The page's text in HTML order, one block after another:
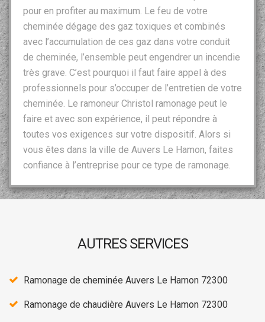
pour en profiter au maximum. Le feu de votre
cheminée dégage des gaz toxiques et combinés
avec l’accumulation de ces gaz dans votre conduit
de cheminée, l’ensemble peut engendrer un incendie
très grave. C’est pourquoi il faut faire appel à des
professionnels pour s’occuper de l’entretien de votre
cheminée. Le ramoneur Christol ramonage peut le
faire et avec son expérience, il peut répondre à
toutes vos exigences sur votre dispositif. Alors si
vous êtes dans la ville de Auvers Le Hamon, faites
confiance à l’entreprise pour ce type de ramonage.
AUTRES SERVICES
Ramonage de cheminée Auvers Le Hamon 72300
Ramonage de chaudière Auvers Le Hamon 72300